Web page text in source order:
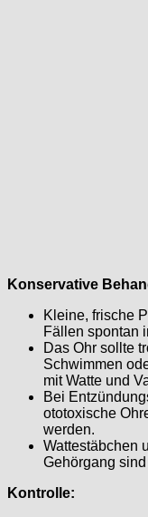
Konservative
Kleine, frische
Fällen spontan
Das Ohr sollte
Schwimmen
mit Watte und
Bei
ototoxische
werden.
Wattestäbchen
Gehörgang
Kontrolle: